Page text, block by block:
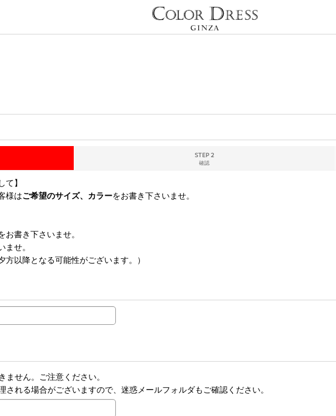
STEP 2
確認
】
様はご希望のサイズ、カラーをお書き下さいませ。
お書き下さいませ。
ませ。
方以降となる可能性がございます。）
ません。ご注意ください。
れる場合がございますので、迷惑メールフォルダもご確認ください。